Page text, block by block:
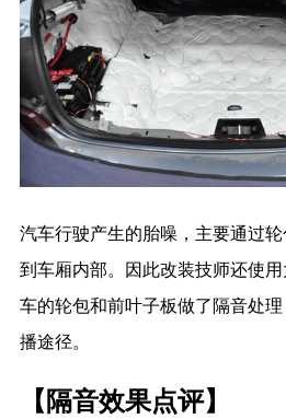
汽车行驶产生的胎噪，主要通过
到车厢内部。因此改装技师还使
车的轮包和前叶子板做了隔音处
播途径。
【隔音效果点评】